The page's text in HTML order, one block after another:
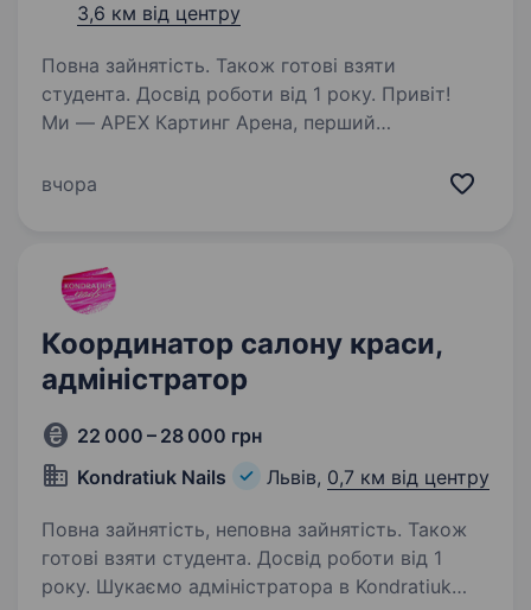
3,6 км від центру
Повна зайнятість. Також готові взяти
студента. Досвід роботи від 1 року. Привіт!
Ми — APEX Картинг Арена, перший
України Зараз ми в процесі створення
команду однодумців,…
вчора
Координатор салону краси,
адміністратор
22 000 – 28 000 грн
Kondratiuk Nails
Львів, 0,7 км від центру
Повна зайнятість, неповна зайнятість. Також
готові взяти студента. Досвід роботи від 1
року. Шукаємо адміністратора в Kondratiuk